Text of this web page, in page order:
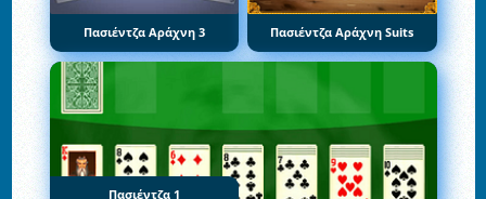
Πασιέντζα Αράχνη 3 Πασιέντζα Αράχνη Suits
Πασιέντζα 1